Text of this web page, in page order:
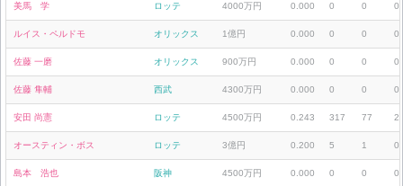
美馬 学 ロッテ 4000万円 0.000 0 0 0
ルイス・ペルドモ オリックス 1億円 0.000 0 0 0
佐藤 一磨 オリックス 900万円 0.000 0 0 0
佐藤 隼輔 西武 4300万円 0.000 0 0 0
安田 尚憲 ロッテ 4500万円 0.243 317 77
オースティン・ボス ロッテ 3億円 0.200 5 1 0
島本 浩也 阪神 4500万円 0.000 0 0 0